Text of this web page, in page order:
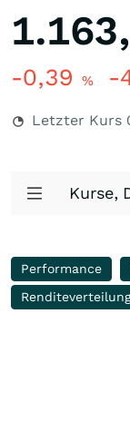
-0,39 % -
Letzter Kurs
Kurse,
Performance
Renditeverteilung